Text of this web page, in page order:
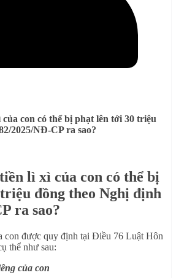
con có thể bị phạt lên tới 30 triệu
2025/NĐ-CP ra sao?
lì xì của con có thể bị
đồng theo Nghị định
ra sao?
con được quy định tại Điều 76 Luật Hôn
thể như sau:
của con